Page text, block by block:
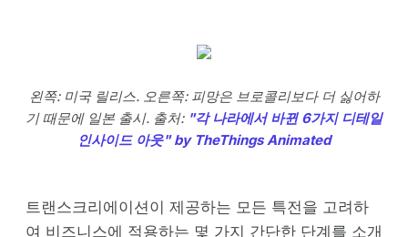
왼쪽: 미국 릴리스. 오른쪽: 피망은 브로콜리보다 더 싫어하
기 때문에 일본 출시. 출처: "각 나라에서 바뀐 6가지 디테일
인사이드 아웃" by TheThings Animated
트랜스크리에이션이 제공하는 모든 특전을 고려하
여 비즈니스에 적용하는 몇 가지 간단한 단계를 소개